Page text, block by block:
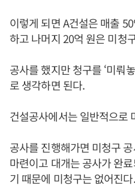
이렇게 되면 A건설은 매출
하고 나머지 20억 원은 미청
공사를 했지만 청구를 ‘미뤄
로 생각하면 된다.
건설공사에서는 일반적으로
공사를 진행해가면 미청구
마련이고 대개는 공사가 완
기 때문에 미청구는 없어진다.